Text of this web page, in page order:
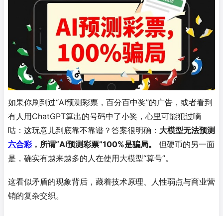
如果你刷到过“AI预测彩票，百分百中奖”的广告，或者看到
有人用ChatGPT算出的号码中了小奖，心里可能犯过嘀
咕：这玩意儿到底靠不靠谱？答案很明确： 大模型无法预测
六合彩，所谓“AI预测彩票”100%是骗局。
但硬币的另一面
是，确实有越来越多的人在使用大模型“算号”。
这看似矛盾的现象背后，藏着技术原理、人性弱点与商业营
销的复杂交织。